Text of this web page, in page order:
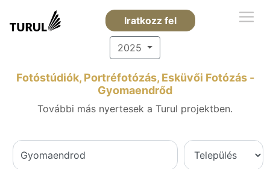
Iratkozz fel
2025
Fotóstúdiók, Portréfotózás, Esküvői Fotózás -
Gyomaendrőd
További más nyertesek a Turul projektben.